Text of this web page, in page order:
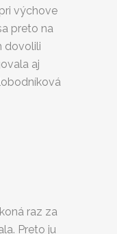
výchove
preto na
dovolili
aj
raz za
Preto ju